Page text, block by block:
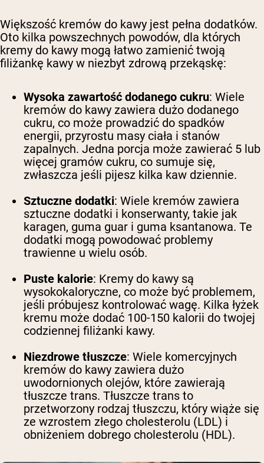
Większość kremów do kawy jest pełna dodatków.
Oto kilka powszechnych powodów, dla których
kremy do kawy mogą łatwo zamienić twoją
filiżankę kawy w niezbyt zdrową przekąskę:
Wysoka zawartość dodanego cukru: Wiele
kremów do kawy zawiera dużo dodanego
cukru, co może prowadzić do spadków
energii, przyrostu masy ciała i stanów
zapalnych. Jedna porcja może zawierać 5 lub
więcej gramów cukru, co sumuje się,
zwłaszcza jeśli pijesz kilka kaw dziennie.
Sztuczne dodatki: Wiele kremów zawiera
sztuczne dodatki i konserwanty, takie jak
karagen, guma guar i guma ksantanowa. Te
dodatki mogą powodować problemy
trawienne u wielu osób.
Puste kalorie: Kremy do kawy są
wysokokaloryczne, co może być problemem,
jeśli próbujesz kontrolować wagę. Kilka łyżek
kremu może dodać 100-150 kalorii do twojej
codziennej filiżanki kawy.
Niezdrowe tłuszcze: Wiele komercyjnych
kremów do kawy zawiera dużo
uwodornionych olejów, które zawierają
tłuszcze trans. Tłuszcze trans to
przetworzony rodzaj tłuszczu, który wiąże się
ze wzrostem złego cholesterolu (LDL) i
obniżeniem dobrego cholesterolu (HDL).